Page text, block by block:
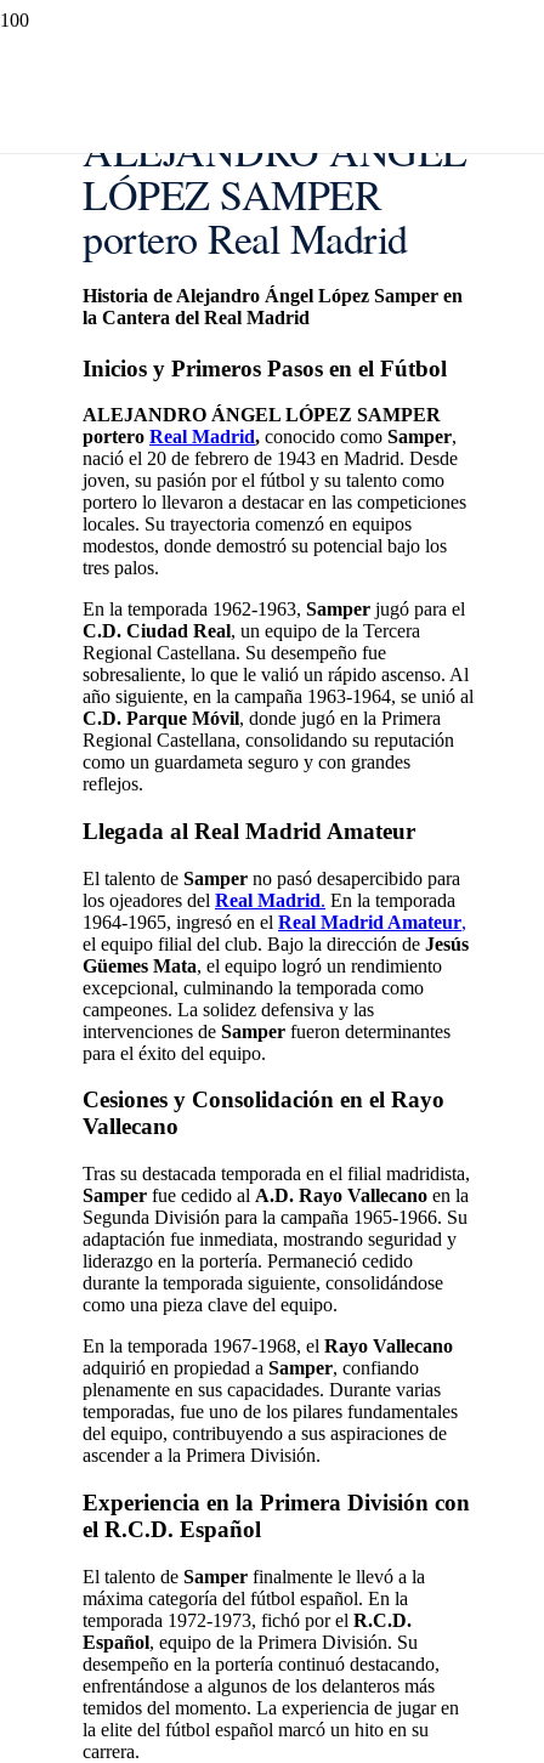
ALEJANDRO ÁNGEL
LÓPEZ SAMPER
portero Real Madrid
Historia de Alejandro Ángel López Samper en
la Cantera del Real Madrid
Inicios y Primeros Pasos en el Fútbol
ALEJANDRO ÁNGEL LÓPEZ SAMPER
portero Real Madrid, conocido como Samper,
nació el 20 de febrero de 1943 en Madrid. Desde
joven, su pasión por el fútbol y su talento como
portero lo llevaron a destacar en las competiciones
locales. Su trayectoria comenzó en equipos
modestos, donde demostró su potencial bajo los
tres palos.
En la temporada 1962-1963, Samper jugó para el
C.D. Ciudad Real, un equipo de la Tercera
Regional Castellana. Su desempeño fue
sobresaliente, lo que le valió un rápido ascenso. Al
año siguiente, en la campaña 1963-1964, se unió al
C.D. Parque Móvil, donde jugó en la Primera
Regional Castellana, consolidando su reputación
como un guardameta seguro y con grandes
reflejos.
Llegada al Real Madrid Amateur
El talento de Samper no pasó desapercibido para
los ojeadores del Real Madrid. En la temporada
1964-1965, ingresó en el Real Madrid Amateur,
el equipo filial del club. Bajo la dirección de Jesús
Güemes Mata, el equipo logró un rendimiento
excepcional, culminando la temporada como
campeones. La solidez defensiva y las
intervenciones de Samper fueron determinantes
para el éxito del equipo.
Cesiones y Consolidación en el Rayo
Vallecano
Tras su destacada temporada en el filial madridista,
Samper fue cedido al A.D. Rayo Vallecano en la
Segunda División para la campaña 1965-1966. Su
adaptación fue inmediata, mostrando seguridad y
liderazgo en la portería. Permaneció cedido
durante la temporada siguiente, consolidándose
como una pieza clave del equipo.
En la temporada 1967-1968, el Rayo Vallecano
adquirió en propiedad a Samper, confiando
plenamente en sus capacidades. Durante varias
temporadas, fue uno de los pilares fundamentales
del equipo, contribuyendo a sus aspiraciones de
ascender a la Primera División.
Experiencia en la Primera División con
el R.C.D. Español
El talento de Samper finalmente le llevó a la
máxima categoría del fútbol español. En la
temporada 1972-1973, fichó por el R.C.D.
Español, equipo de la Primera División. Su
desempeño en la portería continuó destacando,
enfrentándose a algunos de los delanteros más
temidos del momento. La experiencia de jugar en
la elite del fútbol español marcó un hito en su
carrera.